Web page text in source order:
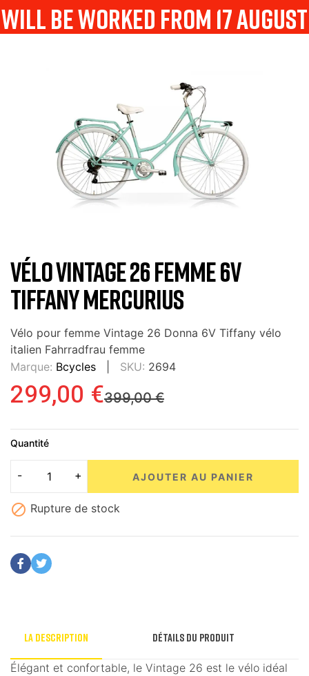
will be worked from 17 august
VÉLO VINTAGE 26 FEMME 6V
TIFFANY MERCURIUS
Vélo pour femme Vintage 26 Donna 6V Tiffany vélo
italien Fahrradfrau femme
Marque: Bcycles SKU: 2694
399,00 €
299,00 €
Quantité
AJOUTER AU PANIER
 Rupture de stock
La description Détails du produit
Élégant et confortable, le Vintage 26 est le vélo idéal